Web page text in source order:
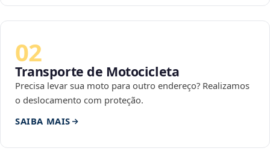
02
Transporte de Motocicleta
Precisa levar sua moto para outro endereço? Realizamos
o deslocamento com proteção.
SAIBA MAIS